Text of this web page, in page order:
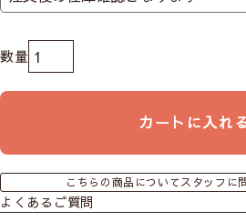
カートに入れ
こちらの商品についてスタッフに
よくあるご質問